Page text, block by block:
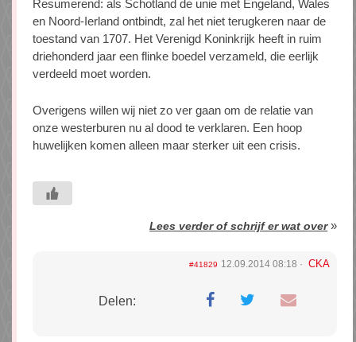
Resumerend: als Schotland de unie met Engeland, Wales
en Noord-Ierland ontbindt, zal het niet terugkeren naar de
toestand van 1707. Het Verenigd Koninkrijk heeft in ruim
driehonderd jaar een flinke boedel verzameld, die eerlijk
verdeeld moet worden.
Overigens willen wij niet zo ver gaan om de relatie van
onze westerburen nu al dood te verklaren. Een hoop
huwelijken komen alleen maar sterker uit een crisis.
Lees verder of schrijf er wat over»
#41829 12.09.2014 08:18 CKA
Delen: